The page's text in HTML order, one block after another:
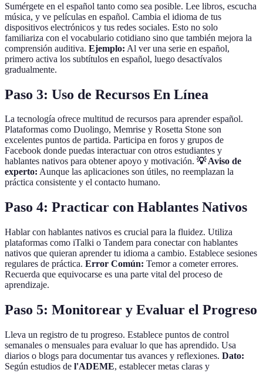
Sumérgete en el español tanto como sea posible. Lee libros, escucha
música, y ve películas en español. Cambia el idioma de tus
dispositivos electrónicos y tus redes sociales. Esto no solo
familiariza con el vocabulario cotidiano sino que también mejora la
comprensión auditiva. Ejemplo: Al ver una serie en español,
primero activa los subtítulos en español, luego desactívalos
gradualmente.
Paso 3: Uso de Recursos En Línea
La tecnología ofrece multitud de recursos para aprender español.
Plataformas como Duolingo, Memrise y Rosetta Stone son
excelentes puntos de partida. Participa en foros y grupos de
Facebook donde puedas interactuar con otros estudiantes y
hablantes nativos para obtener apoyo y motivación. 💡 Aviso de
experto: Aunque las aplicaciones son útiles, no reemplazan la
práctica consistente y el contacto humano.
Paso 4: Practicar con Hablantes Nativos
Hablar con hablantes nativos es crucial para la fluidez. Utiliza
plataformas como iTalki o Tandem para conectar con hablantes
nativos que quieran aprender tu idioma a cambio. Establece sesiones
regulares de práctica. Error Común: Temor a cometer errores.
Recuerda que equivocarse es una parte vital del proceso de
aprendizaje.
Paso 5: Monitorear y Evaluar el Progreso
Lleva un registro de tu progreso. Establece puntos de control
semanales o mensuales para evaluar lo que has aprendido. Usa
diarios o blogs para documentar tus avances y reflexiones. Dato:
Según estudios de l'ADEME, establecer metas claras y